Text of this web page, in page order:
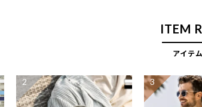
ITEM
アイテ
2 3